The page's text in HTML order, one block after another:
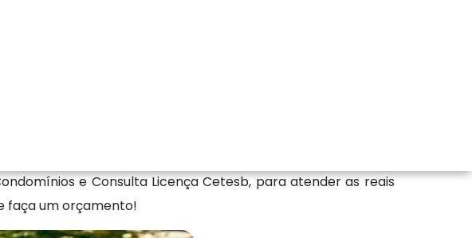
garantir que a
ambientais
- SP, a empresa Florestativa Solucoes Ambientais Ltda
Empresa de Tratamento de Efluentes Industriais, Corte de
e Consulta Licença Cetesb, para atender as reais
faça um orçamento!